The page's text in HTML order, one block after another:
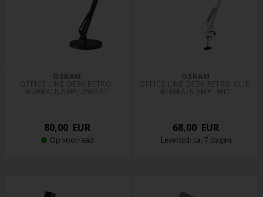
OSRAM
OFFICE LINE DESK RETRO
BUREAULAMP, ZWART
80,00 EUR
Op voorraad
OSRAM
OFFICE LINE DESK RETRO CLIP
BUREAULAMP, WIT
68,00 EUR
Levertijd: ca. 7 dagen